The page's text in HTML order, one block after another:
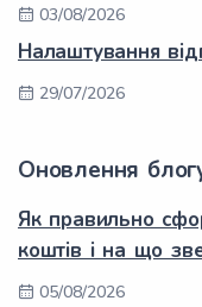
03/08/2026
Налаштування
29/07/2026
Оновлення
Як правильно
коштів і на що
05/08/2026